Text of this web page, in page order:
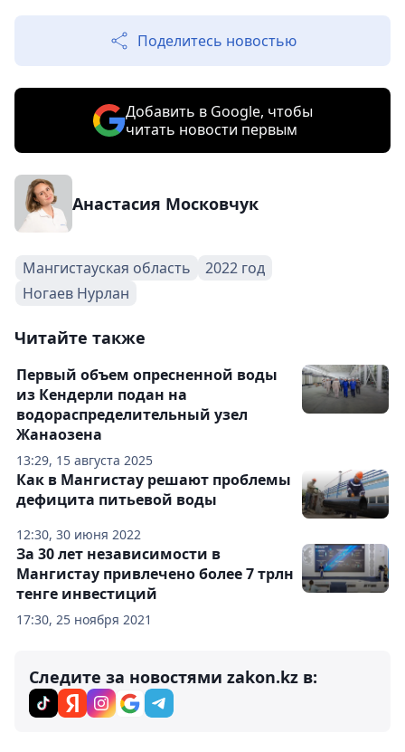
Поделитесь новостью
Добавить в Google, чтобы
читать новости первым
Анастасия Московчук
Мангистауская область
2022 год
Ногаев Нурлан
Читайте также
13:29, 15 августа 2025
Первый объем опресненной воды
из Кендерли подан на
водораспределительный узел
Жанаозена
12:30, 30 июня 2022
Как в Мангистау решают проблемы
дефицита питьевой воды
17:30, 25 ноября 2021
За 30 лет независимости в
Мангистау привлечено более 7 трлн
тенге инвестиций
Следите за новостями zakon.kz в: